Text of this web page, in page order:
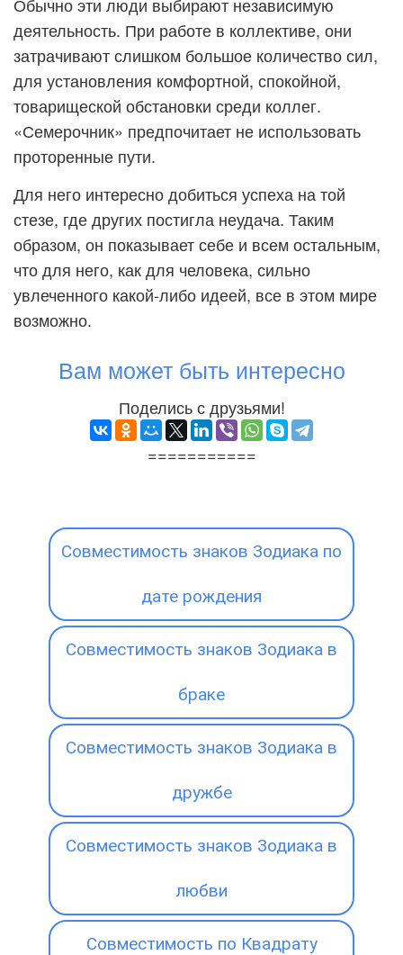
деятельность. При работе в коллективе, они
затрачивают слишком большое количество сил,
для установления комфортной, спокойной,
товарищеской обстановки среди коллег.
«Семерочник» предпочитает не использовать
проторенные пути.
Для него интересно добиться успеха на той
стезе, где других постигла неудача. Таким
образом, он показывает себе и всем остальным,
что для него, как для человека, сильно
увлеченного какой-либо идеей, все в этом мире
возможно.
Вам может быть интересно
Поделись с друзьями!
===========
Совместимость знаков Зодиака по
дате рождения
Совместимость знаков Зодиака в
браке
Совместимость знаков Зодиака в
дружбе
Совместимость знаков Зодиака в
любви
Совместимость по Квадрату